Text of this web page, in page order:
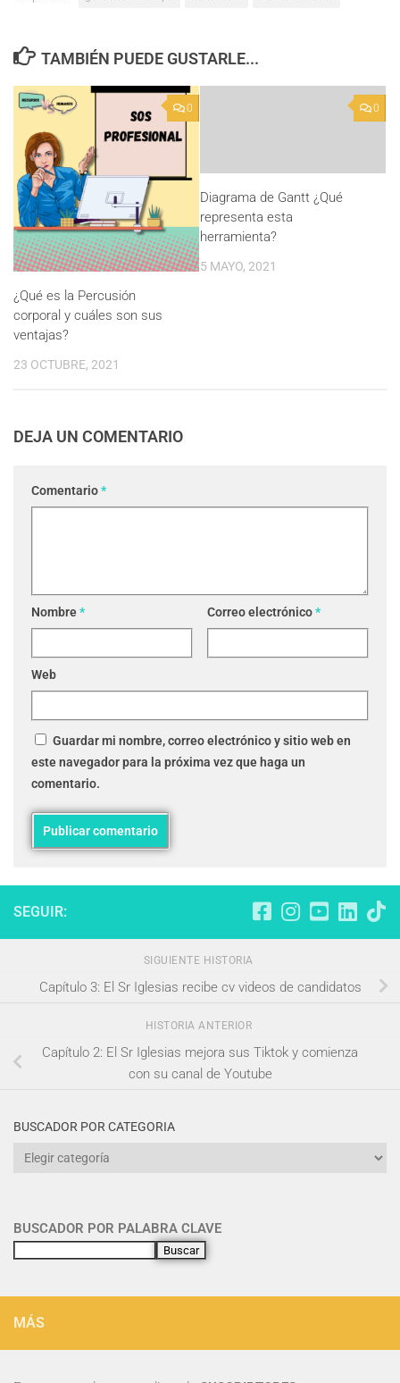
TAMBIÉN PUEDE GUSTARLE...
0
¿Qué es la Percusión
corporal y cuáles son sus
ventajas?
23 OCTUBRE, 2021
0
Diagrama de Gantt ¿Qué
representa esta
herramienta?
5 MAYO, 2021
DEJA UN COMENTARIO
Comentario*
Nombre* Correo electrónico*
Web
Guardar mi nombre, correo electrónico y sitio web en
este navegador para la próxima vez que haga un
comentario.
SEGUIR:
SIGUIENTE HISTORIA
Capítulo 3: El Sr Iglesias recibe cv videos de candidatos
HISTORIA ANTERIOR
Capítulo 2: El Sr Iglesias mejora sus Tiktok y comienza
con su canal de Youtube
BUSCADOR POR CATEGORIA
BUSCADOR POR PALABRA CLAVE
Buscar
MÁS